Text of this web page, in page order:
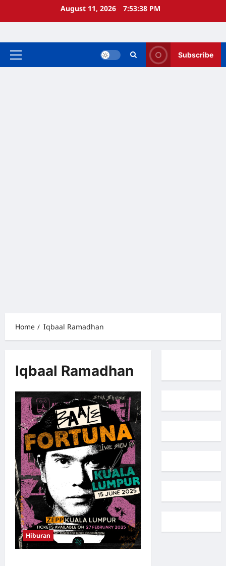
August 11, 2026 7:53:38 PM
Primary
Subscribe
Home Iqbaal Ramadhan
Iqbaal Ramadhan
Hiburan